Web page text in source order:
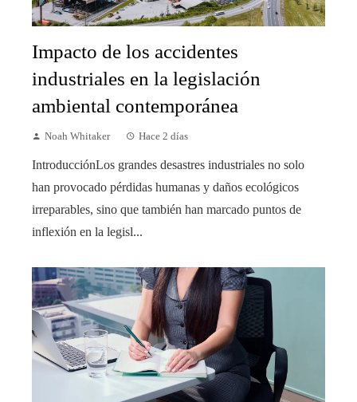
Impacto de los accidentes
industriales en la legislación
ambiental contemporánea
Noah Whitaker Hace 2 días
IntroducciónLos grandes desastres industriales no solo
han provocado pérdidas humanas y daños ecológicos
irreparables, sino que también han marcado puntos de
inflexión en la legisl...